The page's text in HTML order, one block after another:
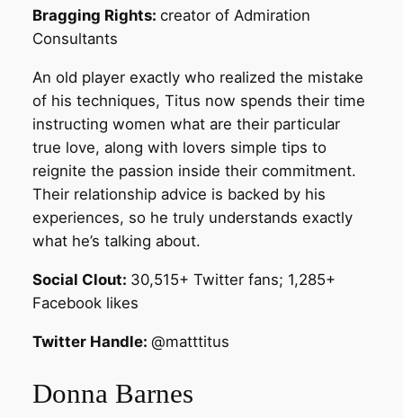
Bragging Rights: creator of Admiration
Consultants
An old player exactly who realized the mistake
of his techniques, Titus now spends their time
instructing women what are their particular
true love, along with lovers simple tips to
reignite the passion inside their commitment.
Their relationship advice is backed by his
experiences, so he truly understands exactly
what he’s talking about.
Social Clout: 30,515+ Twitter fans; 1,285+
Facebook likes
Twitter Handle: @matttitus
Donna Barnes